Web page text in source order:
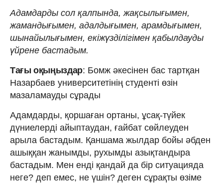
Адамдарды сол қалпында, жақсылығымен,
жамандығымен, адалдығымен, арамдығымен,
шынайылығымен, екіжүзділігімен қабылдауды
үйрене бастадым.
Тағы оқыңыздар: Бомж әкесінен бас тартқан
Назарбаев университетінің студенті өзін
мазаламауды сұрады
Адамдарды, қоршаған ортаны, ұсақ-түйек
дүниелерді айыптаудан, ғайбат сөйлеуден
арыла бастадым. Қаншама жылдар бойы әбден
ашыққан жанымды, рухымды азықтандыра
бастадым. Мен енді қандай да бір ситуацияда
неге? деп емес, не үшін? деген сұрақты өзіме